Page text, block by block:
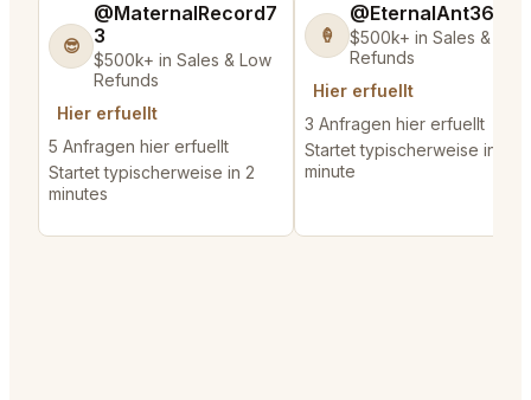
😎
@MaternalRecord7
3
$500k+ in Sales & Low
Refunds
Hier erfuellt
5 Anfragen hier erfuellt
Startet typischerweise in 2
minutes
🍦
@EternalAnt36
$500k+ in Sales & Low
Refunds
Hier erfuellt
3 Anfragen hier erfuellt
Startet typischerweise in 1
minute